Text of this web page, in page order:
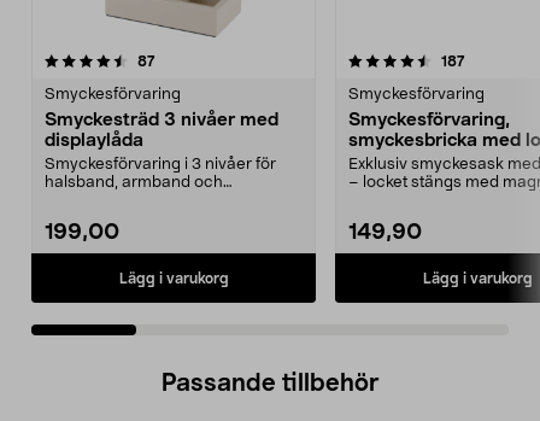
87recensioner
Smyckesförvaring
Smyckesträd 3 nivåer med
displaylåda
Smyckesförvaring i 3 nivåer för
halsband, armband och
199,00
Lägg i varukorg
4.5 av 5 stjärnor 187
Smyckesförvaring
Smyckesförvaring,
smyckesbricka med
stapelbar
Exklusiv smyckesask
– locket stängs med
149,90
Lägg i varukorg
4.5 av 5 stjärnor
Passande tillbehör